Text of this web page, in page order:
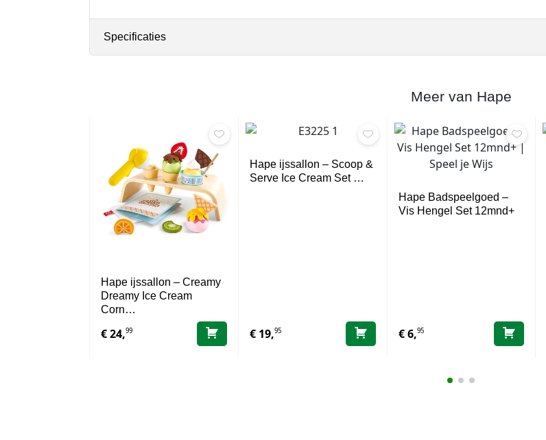
Specificaties
Meer van Hape
Hape ijssallon – Creamy
Dreamy Ice Cream
Corn…
€24,99
Hape ijssallon – Scoop &
Serve Ice Cream Set …
€19,95
Hape Badspeelgoed –
Vis Hengel Set 12mnd+
€6,95